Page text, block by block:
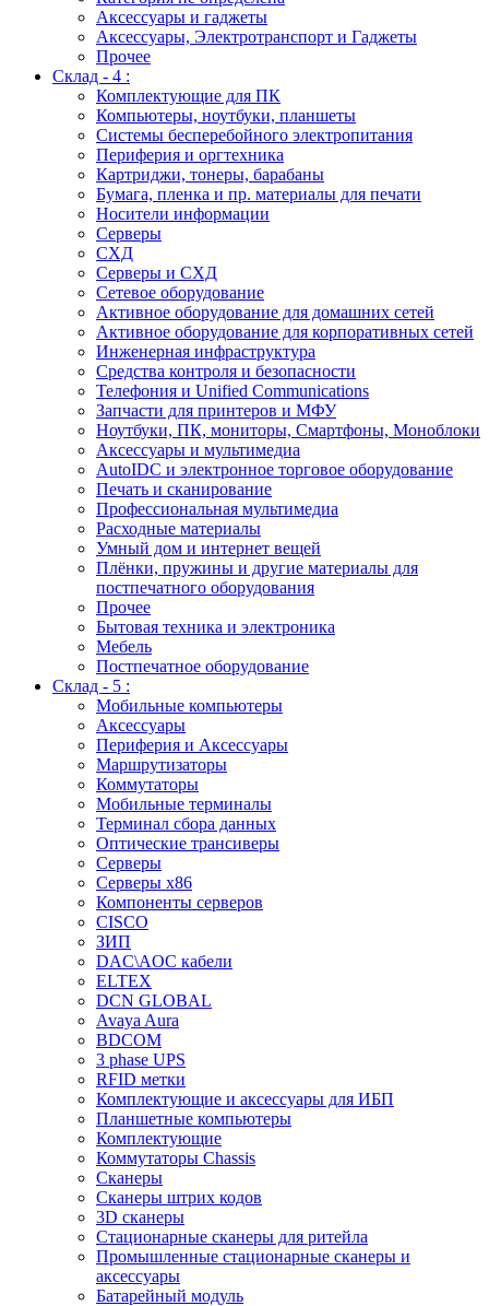
Аксессуары и гаджеты
Аксессуары, Электротранспорт и Гаджеты
Прочее
Склад - 4 :
Комплектующие для ПК
Компьютеры, ноутбуки, планшеты
Системы бесперебойного электропитания
Периферия и оргтехника
Картриджи, тонеры, барабаны
Бумага, пленка и пр. материалы для печати
Носители информации
Серверы
СХД
Серверы и СХД
Сетевое оборудование
Активное оборудование для домашних сетей
Активное оборудование для корпоративных сетей
Инженерная инфраструктура
Средства контроля и безопасности
Телефония и Unified Communications
Запчасти для принтеров и МФУ
Ноутбуки, ПК, мониторы, Смартфоны, Моноблоки
Аксессуары и мультимедиа
AutoIDC и электронное торговое оборудование
Печать и сканирование
Профессиональная мультимедиа
Расходные материалы
Умный дом и интернет вещей
Плёнки, пружины и другие материалы для
постпечатного оборудования
Прочее
Бытовая техника и электроника
Мебель
Постпечатное оборудование
Склад - 5 :
Мобильные компьютеры
Аксессуары
Периферия и Аксессуары
Маршрутизаторы
Коммутаторы
Мобильные терминалы
Терминал сбора данных
Оптические трансиверы
Серверы
Серверы x86
Компоненты серверов
CISCO
ЗИП
DAC\AOC кабели
ELTEX
DCN GLOBAL
Avaya Aura
BDCOM
3 phase UPS
RFID метки
Комплектующие и аксессуары для ИБП
Планшетные компьютеры
Комплектующие
Коммутаторы Chassis
Сканеры
Сканеры штрих кодов
3D сканеры
Стационарные сканеры для ритейла
Промышленные стационарные сканеры и
аксессуары
Батарейный модуль